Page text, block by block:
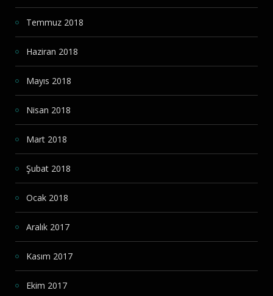
Temmuz 2018
Haziran 2018
Mayıs 2018
Nisan 2018
Mart 2018
Şubat 2018
Ocak 2018
Aralık 2017
Kasım 2017
Ekim 2017